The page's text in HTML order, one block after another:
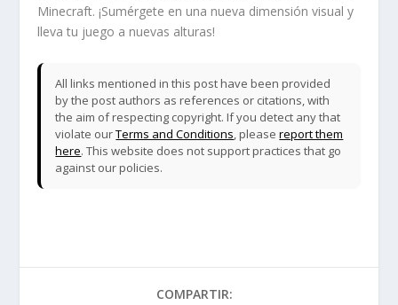
Minecraft. ¡Sumérgete en una nueva dimensión visual y
lleva tu juego a nuevas alturas!
All links mentioned in this post have been provided
by the post authors as references or citations, with
the aim of respecting copyright. If you detect any that
violate ourTerms and Conditions, pleasereport them
here. This website does not support practices that go
against our policies.
COMPARTIR: